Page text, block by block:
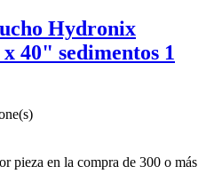
Hydronix
40" sedimentos 1
pieza en la compra de 300 o más